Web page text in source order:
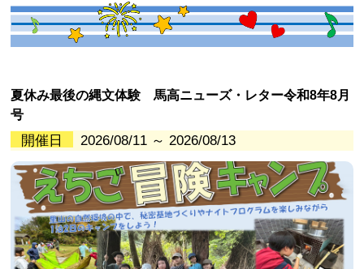
夏休み最後の縄文体験 馬高ニューズ・レター令和8年8月
号
開催日 2026/08/11 ～ 2026/08/13